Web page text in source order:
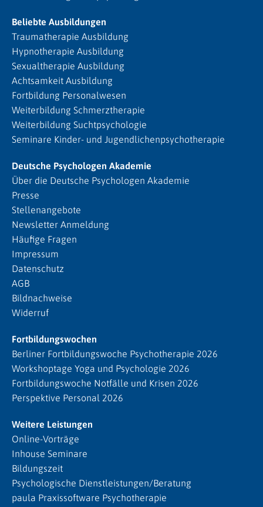
Beliebte Ausbildungen
Traumatherapie Ausbildung
Hypnotherapie Ausbildung
Sexualtherapie Ausbildung
Achtsamkeit Ausbildung
Fortbildung Personalwesen
Weiterbildung Schmerztherapie
Weiterbildung Suchtpsychologie
Seminare Kinder- und Jugendlichenpsychotherapie
Deutsche Psychologen Akademie
Über die Deutsche Psychologen Akademie
Presse
Stellenangebote
Newsletter Anmeldung
Häufige Fragen
Impressum
Datenschutz
AGB
Bildnachweise
Widerruf
Fortbildungswochen
Berliner Fortbildungswoche Psychotherapie 2026
Workshoptage Yoga und Psychologie 2026
Fortbildungswoche Notfälle und Krisen 2026
Perspektive Personal 2026
Weitere Leistungen
Online-Vorträge
Inhouse Seminare
Bildungszeit
Psychologische Dienstleistungen/Beratung
paula Praxissoftware Psychotherapie